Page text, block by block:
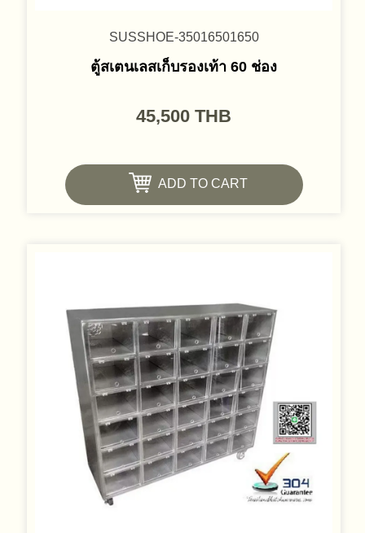
SUSSHOE-35016501650
ตู้สเตนเลสเก็บรองเท้า 60 ช่อง
45,500 THB
ADD TO CART